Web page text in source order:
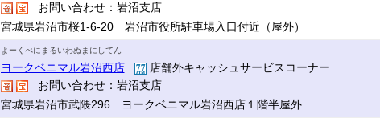
お問い合わせ：岩沼支店
宮城県岩沼市桜1-6-20 岩沼市役所駐車場入口付近（屋外）
よーくべにまるいわぬまにしてん
ヨークベニマル岩沼西店
店舗外キャッシュサービスコーナー
お問い合わせ：岩沼支店
宮城県岩沼市武隈296 ヨークベニマル岩沼西店１階半屋外